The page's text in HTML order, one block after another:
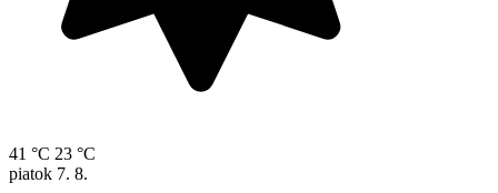
41 °C 23 °C
piatok 7. 8.